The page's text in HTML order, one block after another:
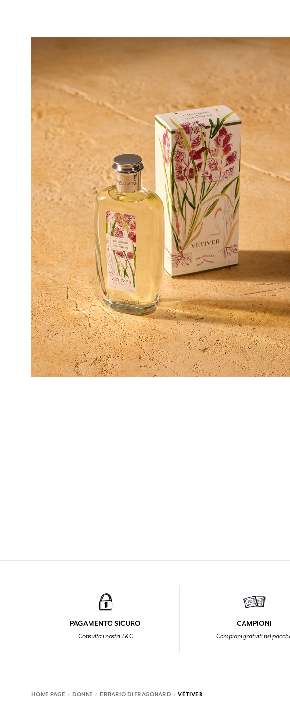
PAGAMENTO SICURO
Consulta i nostri T&C
CAMPIONI
Campioni gratuiti nel
HOME PAGE DONNE ERBARIO DI FRAGONARD VÉTIVER